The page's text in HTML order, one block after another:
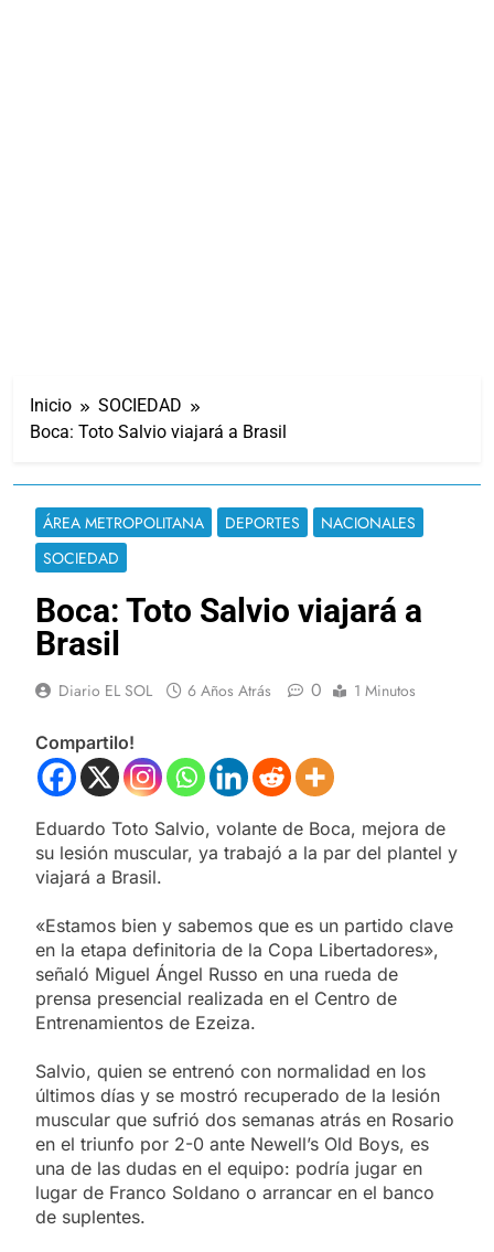
Inicio
SOCIEDAD
Boca: Toto Salvio viajará a Brasil
ÁREA METROPOLITANA DEPORTES
NACIONALES
SOCIEDAD
Boca: Toto Salvio viajará a
Brasil
Diario EL SOL 6 Años Atrás 0 1 Minutos
Compartilo!
Eduardo Toto Salvio, volante de Boca, mejora de
su lesión muscular, ya trabajó a la par del plantel y
viajará a Brasil.
«Estamos bien y sabemos que es un partido clave
en la etapa definitoria de la Copa Libertadores»,
señaló Miguel Ángel Russo en una rueda de
prensa presencial realizada en el Centro de
Entrenamientos de Ezeiza.
Salvio, quien se entrenó con normalidad en los
últimos días y se mostró recuperado de la lesión
muscular que sufrió dos semanas atrás en Rosario
en el triunfo por 2-0 ante Newell’s Old Boys, es
una de las dudas en el equipo: podría jugar en
lugar de Franco Soldano o arrancar en el banco
de suplentes.